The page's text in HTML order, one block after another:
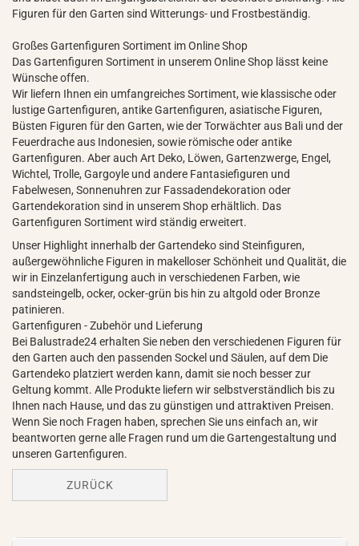
Figuren für den Garten sind Witterungs- und Frostbeständig.
Großes Gartenfiguren Sortiment im Online Shop
Das Gartenfiguren Sortiment in unserem Online Shop lässt keine
Wünsche offen.
Wir liefern Ihnen ein umfangreiches Sortiment, wie klassische oder
lustige Gartenfiguren, antike Gartenfiguren, asiatische Figuren,
Büsten Figuren für den Garten, wie der Torwächter aus Bali und der
Feuerdrache aus Indonesien, sowie römische oder antike
Gartenfiguren. Aber auch Art Deko, Löwen, Gartenzwerge, Engel,
Wichtel, Trolle, Gargoyle und andere Fantasiefiguren und
Fabelwesen, Sonnenuhren zur Fassadendekoration oder
Gartendekoration sind in unserem Shop erhältlich. Das
Gartenfiguren Sortiment wird ständig erweitert.
Unser Highlight innerhalb der Gartendeko sind Steinfiguren,
außergewöhnliche Figuren in makelloser Schönheit und Qualität, die
wir in Einzelanfertigung auch in verschiedenen Farben, wie
sandsteingelb, ocker, ocker-grün bis hin zu altgold oder Bronze
patinieren.
Gartenfiguren - Zubehör und Lieferung
Bei Balustrade24 erhalten Sie neben den verschiedenen Figuren für
den Garten auch den passenden Sockel und Säulen, auf dem Die
Gartendeko platziert werden kann, damit sie noch besser zur
Geltung kommt. Alle Produkte liefern wir selbstverständlich bis zu
Ihnen nach Hause, und das zu günstigen und attraktiven Preisen.
Wenn Sie noch Fragen haben, sprechen Sie uns einfach an, wir
beantworten gerne alle Fragen rund um die Gartengestaltung und
unseren Gartenfiguren.
ZURÜCK